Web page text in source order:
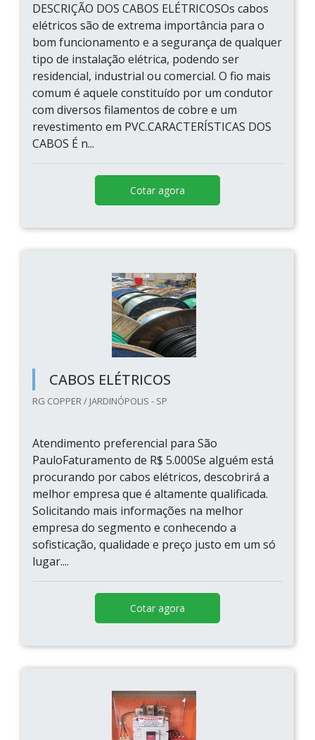
DESCRIÇÃO DOS CABOS ELÉTRICOSOs cabos
elétricos são de extrema importância para o
bom funcionamento e a segurança de qualquer
tipo de instalação elétrica, podendo ser
residencial, industrial ou comercial. O fio mais
comum é aquele constituído por um condutor
com diversos filamentos de cobre e um
revestimento em PVC.CARACTERÍSTICAS DOS
CABOS É n...
Cotar agora
CABOS ELÉTRICOS
RG COPPER / JARDINÓPOLIS - SP
Atendimento preferencial para São
PauloFaturamento de R$ 5.000Se alguém está
procurando por cabos elétricos, descobrirá a
melhor empresa que é altamente qualificada.
Solicitando mais informações na melhor
empresa do segmento e conhecendo a
sofisticação, qualidade e preço justo em um só
lugar....
Cotar agora